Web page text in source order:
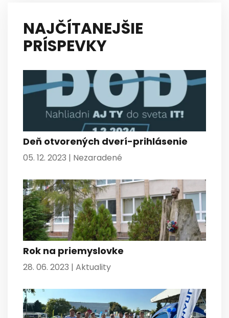
NAJČÍTANEJŠIE
PRÍSPEVKY
Deň otvorených dverí-prihlásenie
05. 12. 2023 | Nezaradené
Rok na priemyslovke
28. 06. 2023 | Aktuality